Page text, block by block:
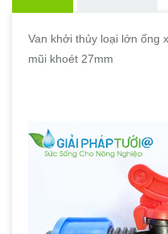
Van khởi thủy loại lớn ống
mũi khoét 27mm